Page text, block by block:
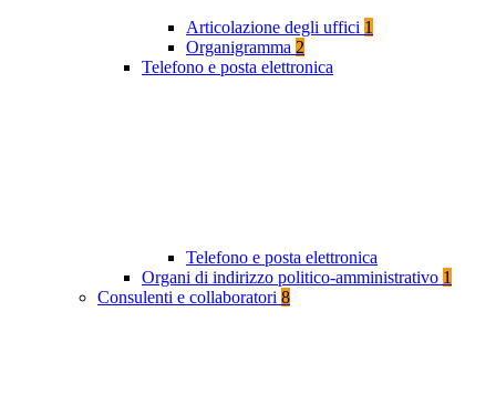
Articolazione degli uffici 1
Organigramma 2
Telefono e posta elettronica
Telefono e posta elettronica
Organi di indirizzo politico-amministrativo 1
Consulenti e collaboratori 8